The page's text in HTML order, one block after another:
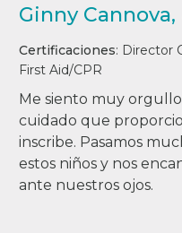
Ginny Cannova,
Certificaciones: Director
First Aid/CPR
Me siento muy
cuidado que
inscribe. Pasamos
estos niños y nos
ante nuestros ojos.